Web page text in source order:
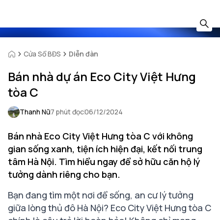
Cửa Sổ BĐS Diễn đàn
Bán nhà dự án Eco City Việt Hưng
tòa C
Thanh Nữ7 phút đọc06/12/2024
Bán nhà Eco City Việt Hưng tòa C với không
gian sống xanh, tiện ích hiện đại, kết nối trung
tâm Hà Nội. Tìm hiểu ngay để sở hữu căn hộ lý
tưởng dành riêng cho bạn.
Bạn đang tìm một nơi để sống, an cư lý tưởng
giữa lòng thủ đô Hà Nội? Eco City Việt Hưng tòa C